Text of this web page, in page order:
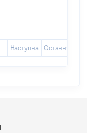
Наступна Остання